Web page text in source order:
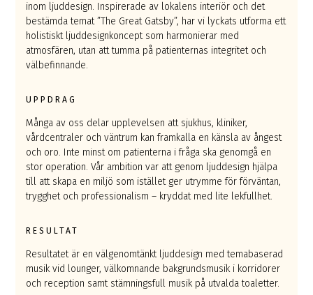
inom ljuddesign. Inspirerade av lokalens interiör och det
bestämda temat ”The Great Gatsby”, har vi lyckats utforma ett
holistiskt ljuddesignkoncept som harmonierar med
atmosfären, utan att tumma på patienternas integritet och
välbefinnande.
UPPDRAG
Många av oss delar upplevelsen att sjukhus, kliniker,
vårdcentraler och väntrum kan framkalla en känsla av ångest
och oro. Inte minst om patienterna i fråga ska genomgå en
stor operation. Vår ambition var att genom ljuddesign hjälpa
till att skapa en miljö som istället ger utrymme för förväntan,
trygghet och professionalism – kryddat med lite lekfullhet.
RESULTAT
Resultatet är en välgenomtänkt ljuddesign med temabaserad
musik vid lounger, välkomnande bakgrundsmusik i korridorer
och reception samt stämningsfull musik på utvalda toaletter.